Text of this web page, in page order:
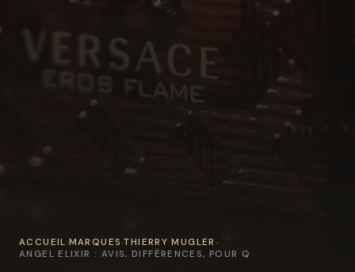
ACCUEIL ›MARQUES ›THIERRY MUGLER ›
ANGEL ELIXIR : AVIS, DIFFÉRENCES, POUR Q